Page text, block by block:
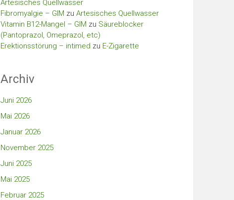
Artesisches Quellwasser
Fibromyalgie – GIM zu Artesisches Quellwasser
Vitamin B12-Mangel – GIM zu Säureblocker
(Pantoprazol, Omeprazol, etc)
Erektionsstörung – intimed zu E-Zigarette
Archiv
Juni 2026
Mai 2026
Januar 2026
November 2025
Juni 2025
Mai 2025
Februar 2025